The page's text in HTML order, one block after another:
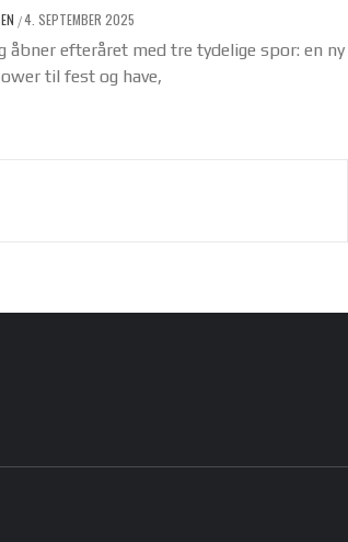
/4. SEPTEMBER 2025
åbner efteråret med tre tydelige spor: en ny
til fest og have,